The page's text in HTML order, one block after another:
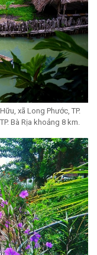
xã Long Phước, TP.
Bà Rịa khoảng 8 km.